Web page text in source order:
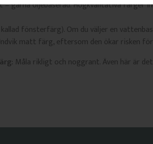
gärna oljebaserad. Högkvalitativa färger
fönsterfärg). Om du väljer en
matt färg, eftersom den ökar risken
Måla rikligt och noggrant. Även här är